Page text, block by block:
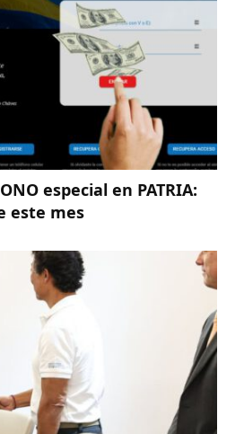
especial en PATRIA:
este mes